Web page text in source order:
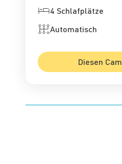
4 Schlafplätze
Automatisch
Diesen